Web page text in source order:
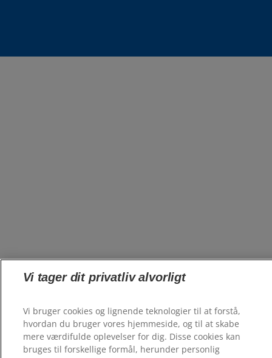
Vi tager dit privatliv alvorligt
Vi bruger cookies og lignende teknologier til at forstå,
hvordan du bruger vores hjemmeside, og til at skabe
mere værdifulde oplevelser for dig. Disse cookies kan
bruges til forskellige formål, herunder personlig